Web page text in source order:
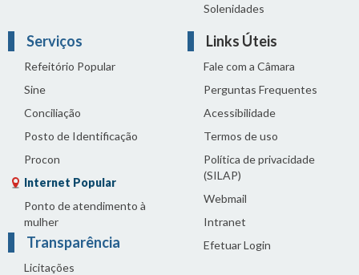
Solenidades
Serviços
Refeitório Popular
Sine
Conciliação
Posto de Identificação
Procon
Internet Popular
Ponto de atendimento à
mulher
Transparência
Licitações
Links Úteis
Fale com a Câmara
Perguntas Frequentes
Acessibilidade
Termos de uso
Política de privacidade
(SILAP)
Webmail
Intranet
Efetuar Login